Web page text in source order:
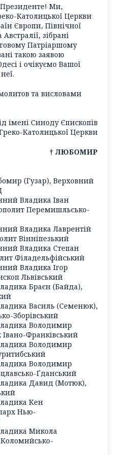
Ми,
Католицької Церкви
Європи, Північної
зібрані
Патріаршому
такою заявою
і очікуємо Вашої
та висловами
імені Синоду Єпископів
Католицької Церкви
† ЛЮБОМИР
(Гузар), Верховний
Владика Іван
Перемишльсько-
Владика Лаврентій
Вінніпезький
Владика Степан
Філадельфійський
Владика Ігор
Львівський
Браєн (Байда),
Василь (Семенюк),
Зборівський
Володимир
Франківський
Володимир
Володимир
Ґданський
Давид (Мотюк),
Кен
Нью-
Микола